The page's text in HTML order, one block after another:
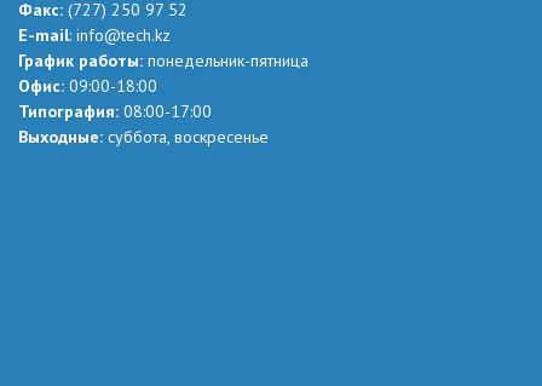
Факс: (727) 250 97 52
Е-mail: info@tech.kz
График работы: понедельник-пятница
Офис: 09:00-18:00
Типография: 08:00-17:00
Выходные: суббота, воскресенье